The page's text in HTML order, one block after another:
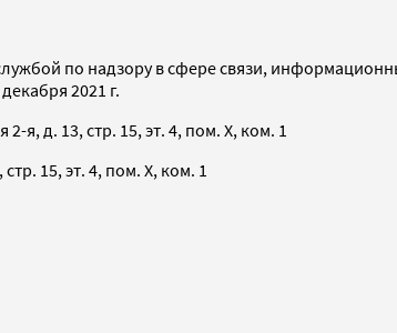
по надзору в сфере связи,
2021 г.
я, д. 13, стр. 15, эт. 4, пом. X, ком. 1
15, эт. 4, пом. X, ком. 1